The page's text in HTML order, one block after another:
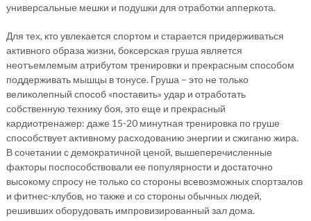
универсальные мешки и подушки для отработки апперкота.
Для тех, кто увлекается спортом и старается придерживаться
активного образа жизни, боксерская груша является
неотъемлемым атрибутом тренировки и прекрасным способом
поддерживать мышцы в тонусе. Груша – это не только
великолепный способ «поставить» удар и отработать
собственную технику боя, это еще и прекрасный
кардиотренажер: даже 15-20 минутная тренировка по груше
способствует активному расходованию энергии и сжиганю жира.
В сочетании с демократичной ценой, вышеперечисленные
факторы поспособствовали ее популярности и достаточно
высокому спросу не только со стороны всевозможных спортзалов
и фитнес-клубов, но также и со стороны обычных людей,
решивших оборудовать импровизированный зал дома.